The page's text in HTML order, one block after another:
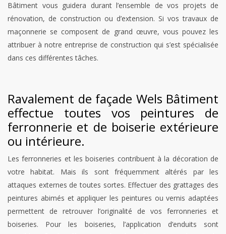
Bâtiment vous guidera durant l’ensemble de vos projets de
rénovation, de construction ou d’extension. Si vos travaux de
maçonnerie se composent de grand œuvre, vous pouvez les
attribuer à notre entreprise de construction qui s’est spécialisée
dans ces différentes tâches.
Ravalement de façade Wels Bâtiment
effectue toutes vos peintures de
ferronnerie et de boiserie extérieure
ou intérieure.
Les ferronneries et les boiseries contribuent à la décoration de
votre habitat. Mais ils sont fréquemment altérés par les
attaques externes de toutes sortes. Effectuer des grattages des
peintures abimés et appliquer les peintures ou vernis adaptées
permettent de retrouver l’originalité de vos ferronneries et
boiseries. Pour les boiseries, l’application d’enduits sont